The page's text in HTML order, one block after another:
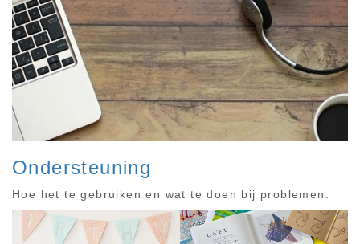
Ondersteuning
Hoe het te gebruiken en wat te doen bij problemen.